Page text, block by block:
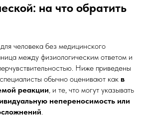
на что обратить
человека без медицинского
между физиологическим ответом и
Ниже приведены
обычно оценивают как в
реакции, и те, что могут указывать
непереносимость или
.